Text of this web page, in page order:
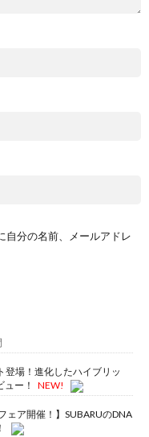
自分の名前、メールアドレ
登場！進化したハイブリッ
ー！
NEW!
ェア開催！】SUBARUのDNA